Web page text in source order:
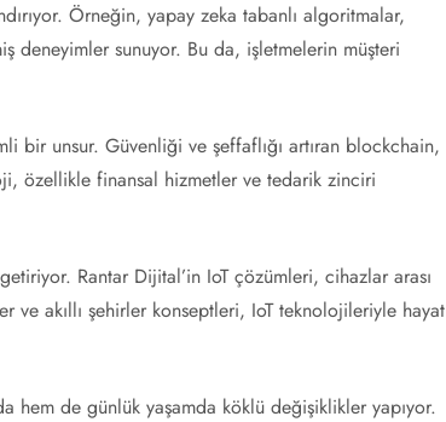
Örneğin, yapay zeka tabanlı algoritmalar,
deneyimler sunuyor. Bu da, işletmelerin müşteri
bir unsur. Güvenliği ve şeffaflığı artıran blockchain,
özellikle finansal hizmetler ve tedarik zinciri
Rantar Dijital’in IoT çözümleri, cihazlar arası
ve akıllı şehirler konseptleri, IoT teknolojileriyle hayat
hem de günlük yaşamda köklü değişiklikler yapıyor.